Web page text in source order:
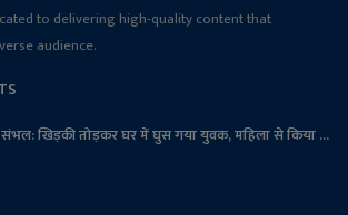
to delivering high-quality content that
audience.
संभल: खिड़की तोड़कर घर में घुस गया युवक, महिला से किया ...